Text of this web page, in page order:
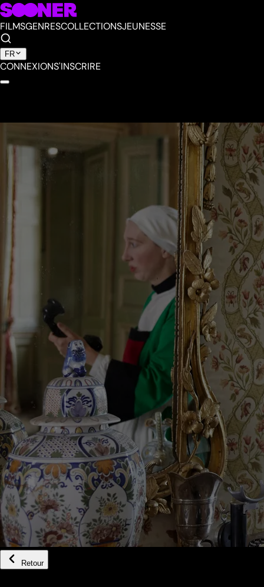
FILMSGENRESCOLLECTIONSJEUNESSE
FR
CONNEXIONS'INSCRIRE
Retour